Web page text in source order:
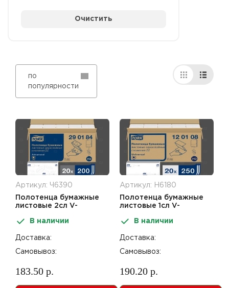
Очистить
по
популярности
Артикул: Ч6390
Полотенца бумажные
листовые 2сл V-
Торк стандарт НТ3
В наличии
Доставка:
Самовывоз:
183.50 р.
Артикул: Н6180
Полотенца бумажные
листовые 1сл V-
Торк стандарт НТ3
В наличии
Доставка:
Самовывоз:
190.20 р.